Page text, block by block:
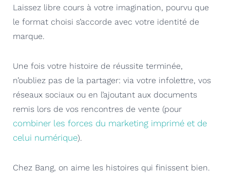
Laissez libre cours à votre imagination, pourvu que
le format choisi s’accorde avec votre identité de
marque.
Une fois votre histoire de réussite terminée,
n’oubliez pas de la partager: via votre infolettre, vos
réseaux sociaux ou en l’ajoutant aux documents
remis lors de vos rencontres de vente (pour
combiner les forces du marketing imprimé et de
celui numérique).
Chez Bang, on aime les histoires qui finissent bien.